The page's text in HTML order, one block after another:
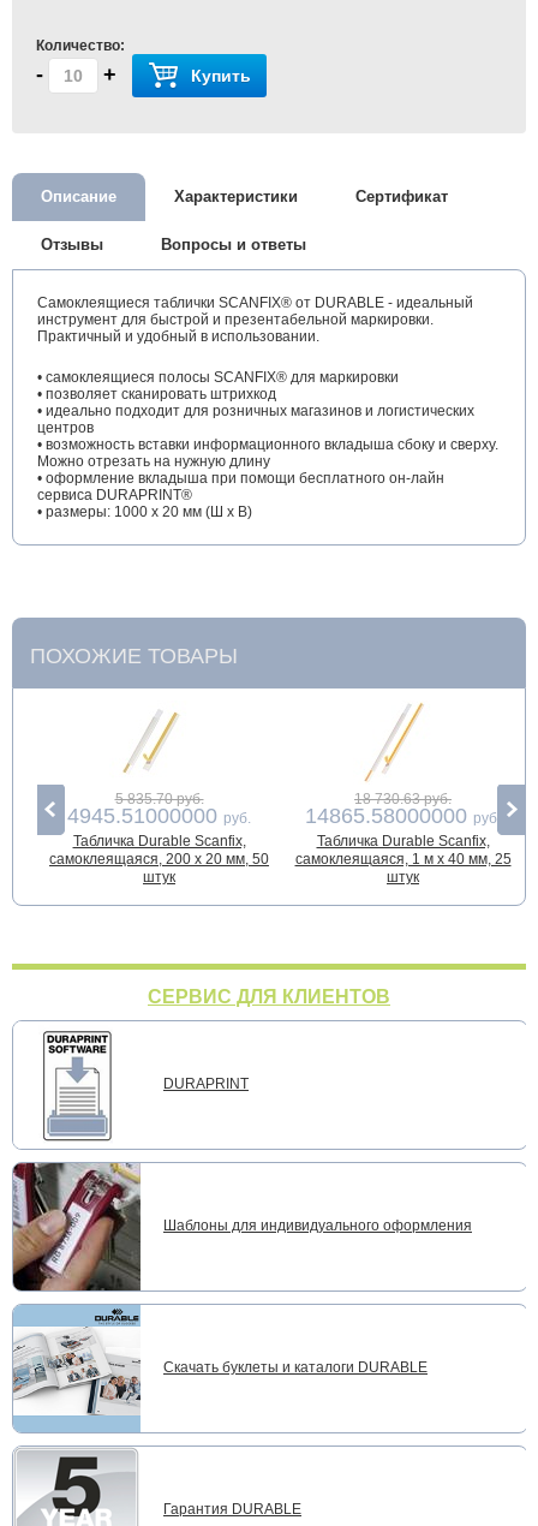
Количество:
- + Купить
Описание Характеристики Сертификат
Отзывы Вопросы и ответы
Самоклеящиеся таблички SCANFIX® от DURABLE - идеальный
инструмент для быстрой и презентабельной маркировки.
Практичный и удобный в использовании.
• самоклеящиеся полосы SCANFIX® для маркировки
• позволяет сканировать штрихкод
• идеально подходит для розничных магазинов и логистических
центров
• возможность вставки информационного вкладыша сбоку и сверху.
Можно отрезать на нужную длину
• оформление вкладыша при помощи бесплатного он-лайн
сервиса DURAPRINT®
• размеры: 1000 х 20 мм (Ш х В)
ПОХОЖИЕ ТОВАРЫ
5 835.70 руб.
4945.51000000 руб.
Табличка Durable Scanfix,
самоклеящаяся, 200 x 20 мм, 50
штук
18 730.63 руб.
14865.58000000 руб.
Табличка Durable Scanfix,
самоклеящаяся, 1 м х 40 мм, 25
штук
СЕРВИС ДЛЯ КЛИЕНТОВ
DURAPRINT
Шаблоны для индивидуального оформления
Скачать буклеты и каталоги DURABLE
Гарантия DURABLE